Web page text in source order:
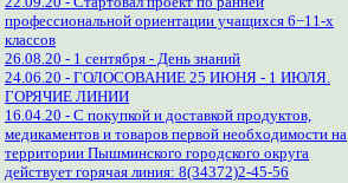
профессиональной ориентации учащихся 6−11-х
классов
26.08.20 - 1 сентября - День знаний
24.06.20 - ГОЛОСОВАНИЕ 25 ИЮНЯ - 1 ИЮЛЯ.
ГОРЯЧИЕ ЛИНИИ
16.04.20 - С покупкой и доставкой продуктов,
медикаментов и товаров первой необходимости на
территории Пышминского городского округа
действует горячая линия: 8(34372)2-45-56